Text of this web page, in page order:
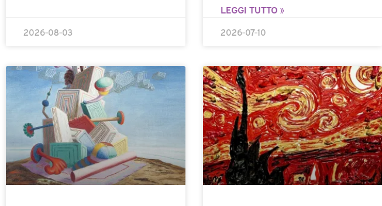
2026-08-03
LEGGI TUTTO »
2026-07-10